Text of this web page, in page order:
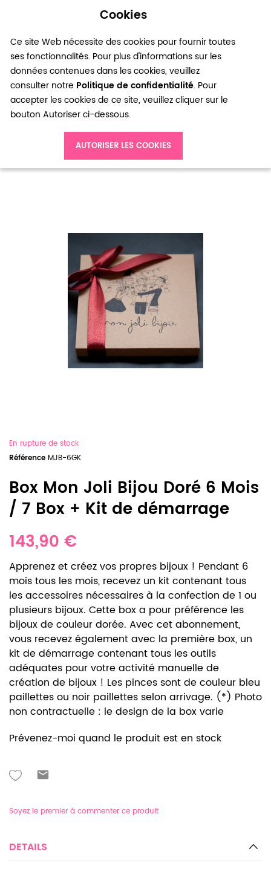
Cookies
Ce site Web nécessite des cookies pour fournir toutes
ses fonctionnalités. Pour plus d'informations sur les
données contenues dans les cookies, veuillez
consulter notre Politique de confidentialité. Pour
accepter les cookies de ce site, veuillez cliquer sur le
bouton Autoriser ci-dessous.
AUTORISER LES COOKIES
0
Box Mon Joli Bijou Doré 6 Mois / 7 Box + Kit de démarrage
En rupture de stock
Référence MJB-6GK
Box Mon Joli Bijou Doré 6 Mois
/ 7 Box + Kit de démarrage
143,90 €
Apprenez et créez vos propres bijoux ! Pendant 6
mois tous les mois, recevez un kit contenant tous
les accessoires nécessaires à la confection de 1 ou
plusieurs bijoux. Cette box a pour préférence les
bijoux de couleur dorée. Avec cet abonnement,
vous recevez également avec la première box, un
kit de démarrage contenant tous les outils
adéquates pour votre activité manuelle de
création de bijoux ! Les pinces sont de couleur bleu
paillettes ou noir paillettes selon arrivage. (*) Photo
non contractuelle : le design de la box varie
Prévenez-moi quand le produit est en stock
Soyez le premier à commenter ce produit
DETAILS